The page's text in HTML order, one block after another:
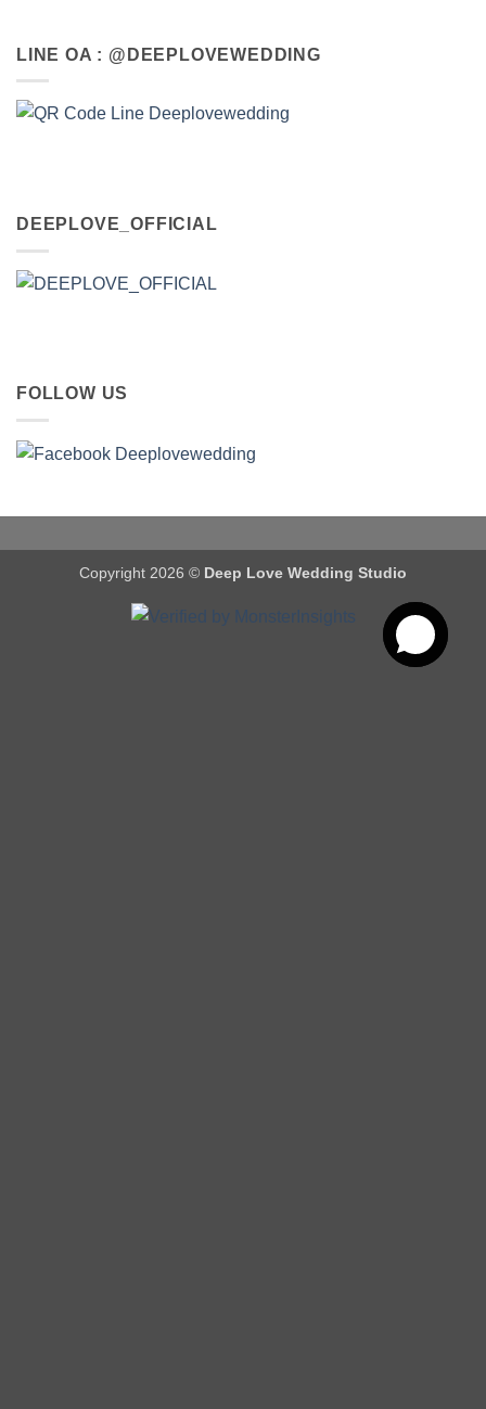
LINE OA : @DEEPLOVEWEDDING
DEEPLOVE_OFFICIAL
FOLLOW US
Copyright 2026 © Deep Love Wedding Studio